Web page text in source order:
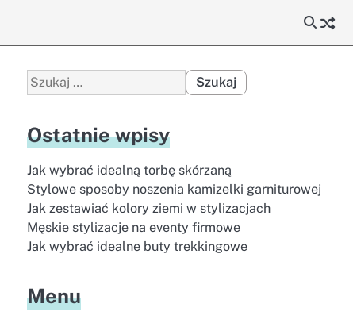
Szukaj:
Ostatnie wpisy
Jak wybrać idealną torbę skórzaną
Stylowe sposoby noszenia kamizelki garniturowej
Jak zestawiać kolory ziemi w stylizacjach
Męskie stylizacje na eventy firmowe
Jak wybrać idealne buty trekkingowe
Menu